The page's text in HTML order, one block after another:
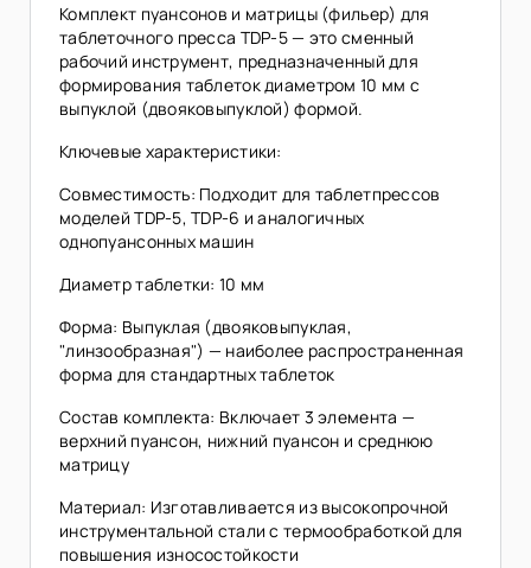
Комплект пуансонов и матрицы (фильер) для
таблеточного пресса TDP-5 — это сменный
рабочий инструмент, предназначенный для
формирования таблеток диаметром 10 мм с
выпуклой (двояковыпуклой) формой.
Ключевые характеристики:
Совместимость: Подходит для таблетпрессов
моделей TDP-5, TDP-6 и аналогичных
однопуансонных машин
Диаметр таблетки: 10 мм
Форма: Выпуклая (двояковыпуклая,
"линзообразная") — наиболее распространенная
форма для стандартных таблеток
Состав комплекта: Включает 3 элемента —
верхний пуансон, нижний пуансон и среднюю
матрицу
Материал: Изготавливается из высокопрочной
инструментальной стали с термообработкой для
повышения износостойкости